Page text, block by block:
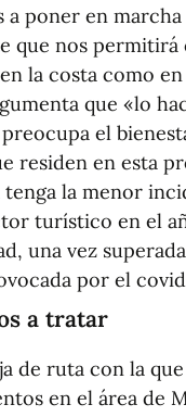
a poner en
que nos permitirá
la costa como
que «lo
el
residen en esta
tenga la menor
turístico en el
una vez
por el
a tratar
de ruta con la
en el área de